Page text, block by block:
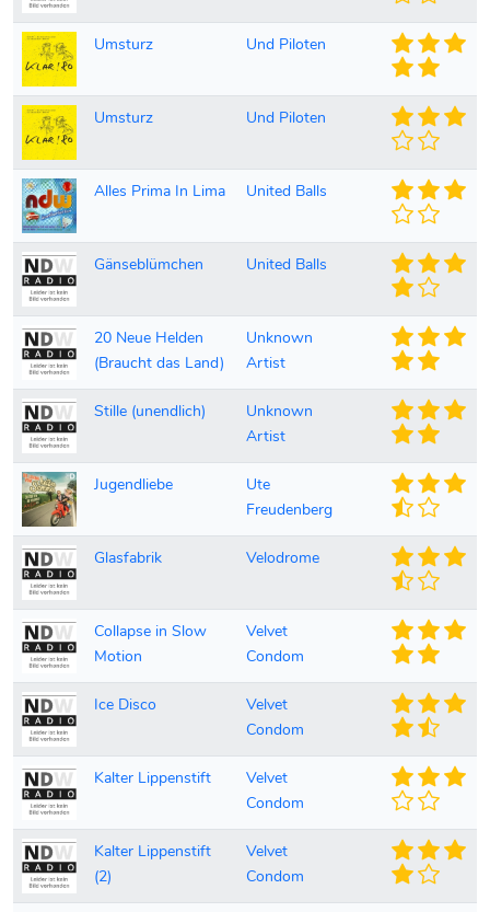
Umsturz Und Piloten
Umsturz Und Piloten
Alles Prima In Lima United Balls
Gänseblümchen United Balls
20 Neue Helden
(Braucht das Land)
Unknown
Artist
Stille (unendlich)
Unknown
Artist
Jugendliebe
Ute
Freudenberg
Glasfabrik Velodrome
Collapse in Slow
Motion
Velvet
Condom
Ice Disco
Velvet
Condom
Kalter Lippenstift
Velvet
Condom
Kalter Lippenstift
(2)
Velvet
Condom